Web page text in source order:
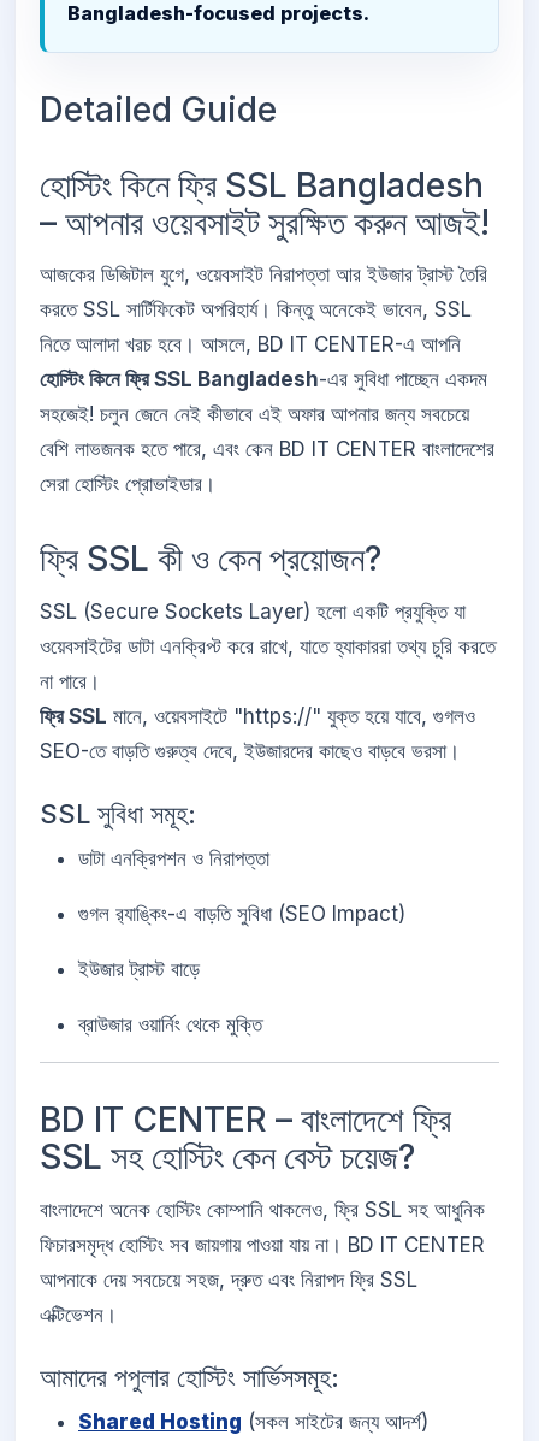
Bangladesh-focused projects.
Detailed Guide
হোস্টিং কিনে ফ্রি SSL Bangladesh
– আপনার ওয়েবসাইট সুরক্ষিত করুন আজই!
আজকের ডিজিটাল যুগে, ওয়েবসাইট নিরাপত্তা আর ইউজার ট্রাস্ট তৈরি
করতে SSL সার্টিফিকেট অপরিহার্য। কিন্তু অনেকেই ভাবেন, SSL
নিতে আলাদা খরচ হবে। আসলে, BD IT CENTER-এ আপনি
হোস্টিং কিনে ফ্রি SSL Bangladesh-এর সুবিধা পাচ্ছেন একদম
সহজেই! চলুন জেনে নেই কীভাবে এই অফার আপনার জন্য সবচেয়ে
বেশি লাভজনক হতে পারে, এবং কেন BD IT CENTER বাংলাদেশের
সেরা হোস্টিং প্রোভাইডার।
ফ্রি SSL কী ও কেন প্রয়োজন?
SSL (Secure Sockets Layer) হলো একটি প্রযুক্তি যা
ওয়েবসাইটের ডাটা এনক্রিপ্ট করে রাখে, যাতে হ্যাকাররা তথ্য চুরি করতে
না পারে।
ফ্রি SSL মানে, ওয়েবসাইটে "https://" যুক্ত হয়ে যাবে, গুগলও
SEO-তে বাড়তি গুরুত্ব দেবে, ইউজারদের কাছেও বাড়বে ভরসা।
SSL সুবিধা সমূহ:
ডাটা এনক্রিপশন ও নিরাপত্তা
গুগল র‍্যাঙ্কিং-এ বাড়তি সুবিধা (SEO Impact)
ইউজার ট্রাস্ট বাড়ে
ব্রাউজার ওয়ার্নিং থেকে মুক্তি
BD IT CENTER – বাংলাদেশে ফ্রি
SSL সহ হোস্টিং কেন বেস্ট চয়েজ?
বাংলাদেশে অনেক হোস্টিং কোম্পানি থাকলেও, ফ্রি SSL সহ আধুনিক
ফিচারসমৃদ্ধ হোস্টিং সব জায়গায় পাওয়া যায় না। BD IT CENTER
আপনাকে দেয় সবচেয়ে সহজ, দ্রুত এবং নিরাপদ ফ্রি SSL
এক্টিভেশন।
আমাদের পপুলার হোস্টিং সার্ভিসসমূহ:
Shared Hosting (সকল সাইটের জন্য আদর্শ)